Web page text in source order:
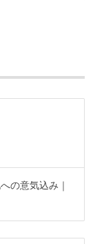
の意気込み｜